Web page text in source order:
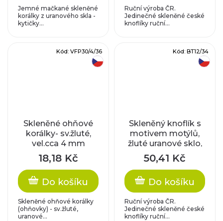
Jemné mačkané skleněné
korálky z uranového skla -
kytičky...
Ruční výroba ČR.
Jedinečné skleněné české
knoflíky ruční...
Skleněné ohňové
korálky- sv.žluté,
vel.cca 4 mm
18,18 Kč
Do košíku
Skleněné ohňové korálky
(ohňovky) - sv.žluté,
uranové...
Kód: VFP30/4/36
Skleněný knoflík s
motivem motýlů,
žluté uranové sklo,
se zlatým motivem
50,41 Kč
Do košíku
Ruční výroba ČR.
Jedinečné skleněné české
knoflíky ruční...
Kód: BT12/34